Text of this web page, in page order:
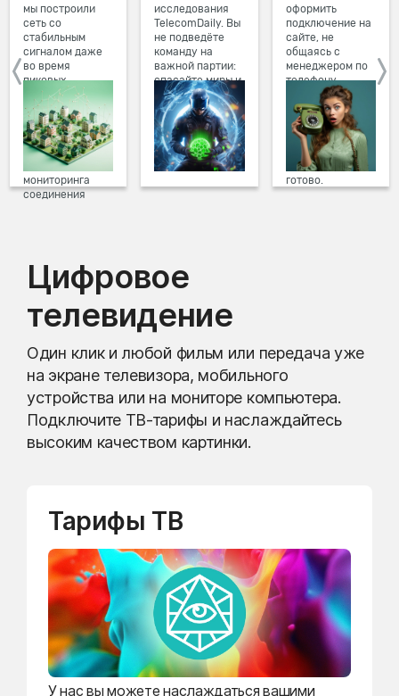
мы построили
сеть со
стабильным
сигналом даже
во время
пиковых
нагрузок в
вечернее время.
Мы постоянно
обновляем наше
оборудование в
домах, а система
мониторинга
соединения
исследования
TelecomDaily. Вы
не подведёте
команду на
важной партии:
спасайте миры и
побеждайте с
друзьями в
онлайн-играх.
оформить
подключение на
сайте, не
общаясь с
менеджером по
телефону.
Просто в три
клика заполните
форму заявки на
сайте, выберите
дату и время
подключения,
готово.
Цифровое
телевидение
Один клик и любой фильм или передача уже
на экране телевизора, мобильного
устройства или на мониторе компьютера.
Подключите ТВ-тарифы и наслаждайтесь
высоким качеством картинки.
Тарифы ТВ
У нас вы можете наслаждаться вашими